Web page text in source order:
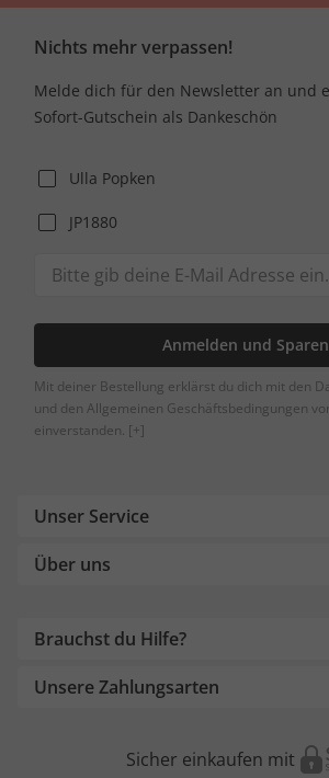
Nichts mehr verpassen!
Melde dich für den Newsletter an und
Sofort-Gutschein als Dankeschön
Ulla Popken
JP1880
Anmelden und Sparen
Mit deiner Bestellung erklärst du dich mit den
und den Allgemeinen Geschäftsbedingungen
einverstanden. [+]
Unser Service
Über uns
Brauchst du Hilfe?
Unsere Zahlungsarten
Sicher einkaufen mit